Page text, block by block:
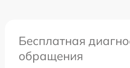
Бесплатная
обращения